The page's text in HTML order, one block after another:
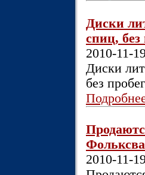
Диски
спиц,
2010-11-
Диски
без
2010-11-